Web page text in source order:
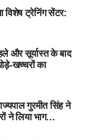
विशेष ट्रेनिंग सेंटर:
और सूर्यास्त के बाद
खच्चरों का
गुरमीत सिंह ने
ने लिया भाग…